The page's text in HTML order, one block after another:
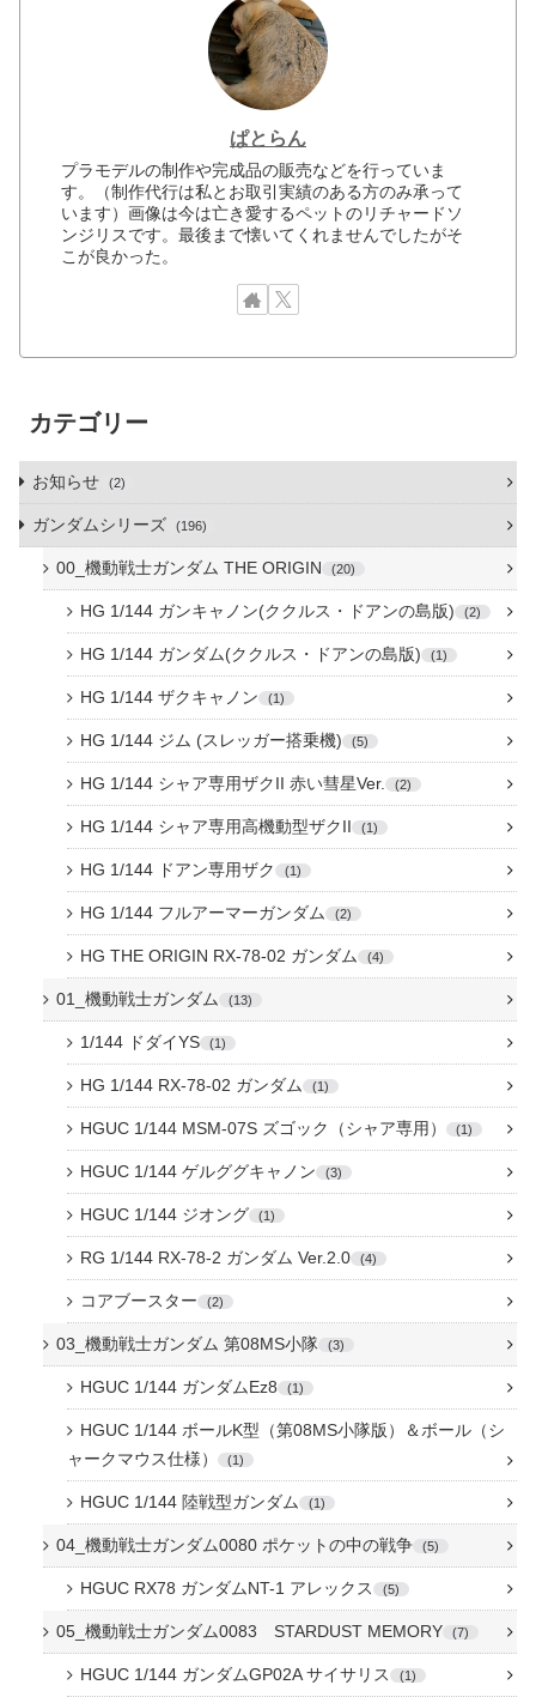
ぱとらん
プラモデルの制作や完成品の販売などを行っていま
す。（制作代行は私とお取引実績のある方のみ承って
います）画像は今は亡き愛するペットのリチャードソ
ンジリスです。最後まで懐いてくれませんでしたがそ
こが良かった。
カテゴリー
お知らせ 2
ガンダムシリーズ 196
00_機動戦士ガンダム THE ORIGIN 20
HG 1/144 ガンキャノン(ククルス・ドアンの島版) 2
HG 1/144 ガンダム(ククルス・ドアンの島版) 1
HG 1/144 ザクキャノン 1
HG 1/144 ジム (スレッガー搭乗機) 5
HG 1/144 シャア専用ザクII 赤い彗星Ver. 2
HG 1/144 シャア専用高機動型ザクII 1
HG 1/144 ドアン専用ザク 1
HG 1/144 フルアーマーガンダム 2
HG THE ORIGIN RX-78-02 ガンダム 4
01_機動戦士ガンダム 13
1/144 ドダイYS 1
HG 1/144 RX-78-02 ガンダム 1
HGUC 1/144 MSM-07S ズゴック（シャア専用） 1
HGUC 1/144 ゲルググキャノン 3
HGUC 1/144 ジオング 1
RG 1/144 RX-78-2 ガンダム Ver.2.0 4
コアブースター 2
03_機動戦士ガンダム 第08MS小隊 3
HGUC 1/144 ガンダムEz8 1
HGUC 1/144 ボールK型（第08MS小隊版）＆ボール（シ
ャークマウス仕様）
1
HGUC 1/144 陸戦型ガンダム 1
04_機動戦士ガンダム0080 ポケットの中の戦争 5
HGUC RX78 ガンダムNT-1 アレックス 5
05_機動戦士ガンダム0083 STARDUST MEMORY 7
HGUC 1/144 ガンダムGP02A サイサリス 1